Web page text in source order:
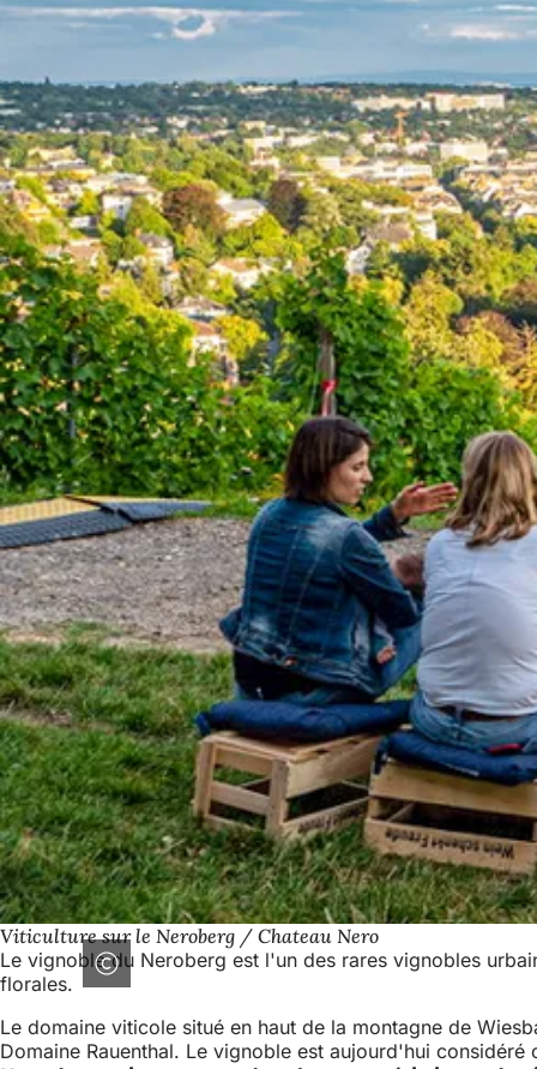
Viticulture sur le Neroberg / Chateau Nero
Le vignoble du Neroberg est l'un des rares vignobles
florales.
Le domaine viticole situé en haut de la montagne de
Domaine Rauenthal. Le vignoble est aujourd'hui